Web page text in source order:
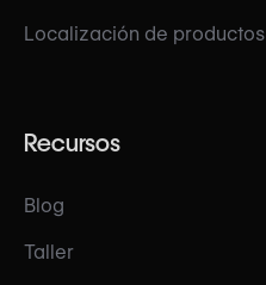
Localización de productos
Recursos
Blog
Taller